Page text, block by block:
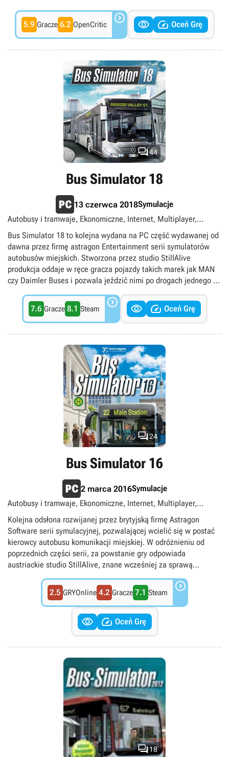
5.9 Gracze 6.2 OpenCritic    Oceń Grę
44
Bus Simulator 18
13 czerwca 2018Symulacje
Autobusy i tramwaje, Ekonomiczne, Internet, Multiplayer,
Samochodowe, Singleplayer, Transport
Bus Simulator 18 to kolejna wydana na PC część wydawanej od
dawna przez firmę astragon Entertainment serii symulatorów
autobusów miejskich. Stworzona przez studio StillAlive
produkcja oddaje w ręce gracza pojazdy takich marek jak MAN
czy Daimler Buses i pozwala jeździć nimi po drogach jednego z
zadań wirtualnego kierowcy należą także interakcje z
pasażerami, sprzedaż biletów oraz sprawne radzenie sobie ze
zdarzeniami losowymi. Tytuł zawiera tryb kariery, w ramach
którego promowane są punktualność, profesjonalizm i jazda
zgodna z przepisami ruchu drogowego. Grać można zarówno
samotnie, jak i ze znajomymi, korzystając z synchronicznego
trybu multiplayer. Bus Simulator 18 oferuje dwukrotnie większy
świat gry od swojego wydanego na PC poprzednika – Bus
Simulator 16. Produkcja powstała w oparciu o doceniany na
całym świecie silnik Unreal Engine 4 stworzony przez firmę Epic
7.6 Gracze 8.1 Steam    Oceń Grę
24
Bus Simulator 16
2 marca 2016Symulacje
Autobusy i tramwaje, Ekonomiczne, Internet, Multiplayer,
Samochodowe, Singleplayer, TPP, Transport
Kolejna odsłona rozwijanej przez brytyjską firmę Astragon
Software serii symulacyjnej, pozwalającej wcielić się w postać
kierowcy autobusu komunikacji miejskiej. W odróżnieniu od
poprzednich części serii, za powstanie gry odpowiada
austriackie studio StillAlive, znane wcześniej za sprawą
przygodowej gry akcji Son of Nor. Nowy deweloper dołożył
starań, aby rola gracza nie ograniczała się tylko i wyłącznie do
samego kierowania pojazdem, ale możliwie jak najwierniej
odzwierciedlała wszelkie aspekty pracy szofera. Dlatego
podczas zabawy odpowiedzialni jesteśmy m.in. również za
interakcję z pasażerami, sprzedaż biletów oraz radzenie sobie z
system reputacji, którą budujemy sukcesywnie w zależności od
tego, w jaki sposób wywiązujemy się z naszych obowiązków. Od
naszych poczynań zależy zatem zaufanie pasażerów, które
przekłada się wprost na przychody i rozwój przedsiębiorstwa.
2.5 GRYOnline 4.2 Gracze 7.1 Steam 
  Oceń Grę
18